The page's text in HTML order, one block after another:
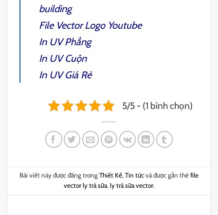
building
File Vector Logo Youtube
In UV Phẳng
In UV Cuộn
In UVGiá Rẻ
5/5 - (1 bình chọn)
Bài viết này được đăng trongThiết Kế,Tin tứcvà được gắn thẻfile
vector ly trà sữa,ly trà sữa vector.